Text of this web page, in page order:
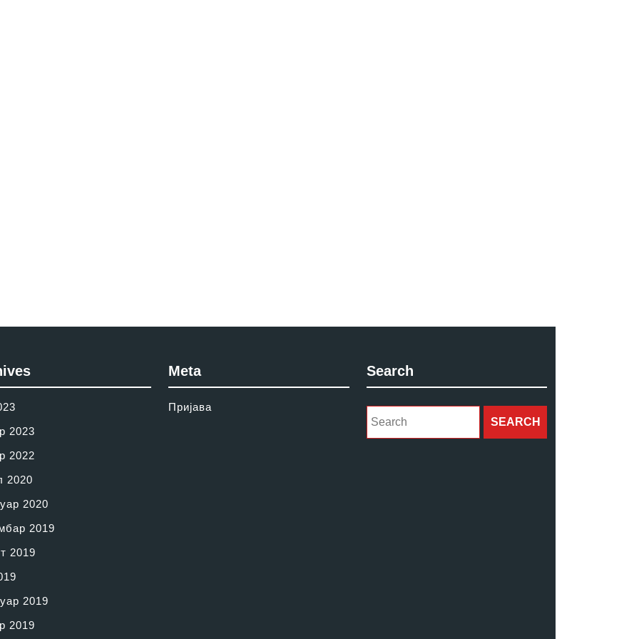
2023
2022
2020
2020
2019
2019
2019
2019
Meta
Пријава
Search
for: